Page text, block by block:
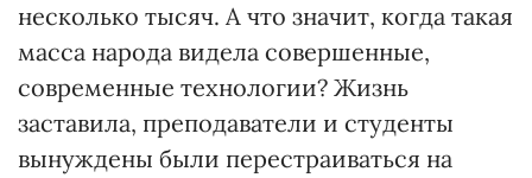
несколько тысяч. А что значит, когда такая
масса народа видела совершенные,
современные технологии? Жизнь
заставила, преподаватели и студенты
вынуждены были перестраиваться на